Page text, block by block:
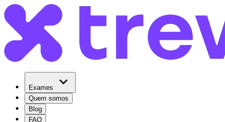
Exames
Quem somos
Blog
FAQ